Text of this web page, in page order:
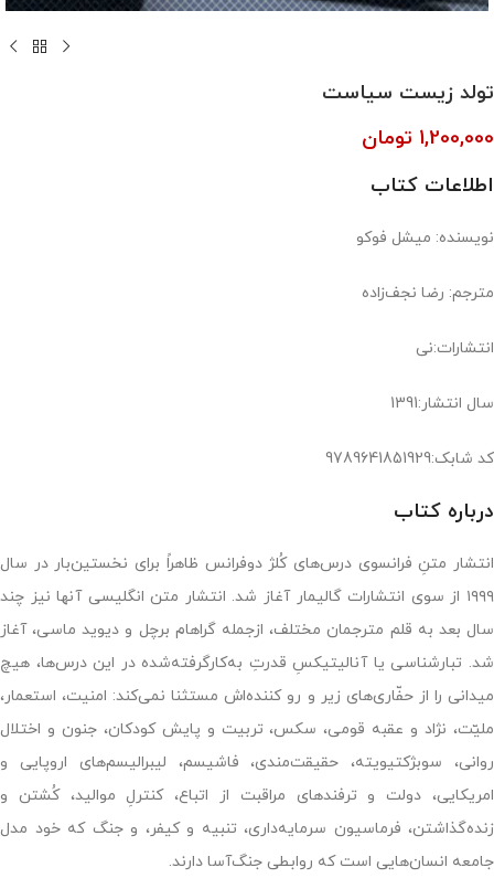
تولد زیست سیاست
1,200,000 تومان
اطلاعات کتاب
نویسنده: میشل فوکو
مترجم: رضا نجف‌زاده
انتشارات:نی
سال انتشار:1391
کد شابک:9789641851929
درباره کتاب
انتشار متنِ فرانسوی درس‌های کُلژ دوفرانس ظاهراً برای نخستین‌بار در سال
۱۹۹۹ از سوی انتشارات گالیمار آغاز شد. انتشار متن انگلیسی آنها نیز چند
سال بعد به قلم مترجمان مختلف، ازجمله گراهام برچل و دیوید ماسی، آغاز
شد. تبارشناسی یا آنالیتیکسِ قدرتِ به‌کارگرفته‌شده در این درس‌ها، هیچ
میدانی را از حفّاری‌های زیر و رو کننده‌اش مستثنا نمی‌کند: امنیت، استعمار،
ملیّت، نژاد و عقبه قومی، سکس، تربیت و پایش کودکان، جنون و اختلال
روانی، سوبژکتیویته، حقیقت‌مندی، فاشیسم، لیبرالیسم‌های اروپایی و
امریکایی، دولت و ترفندهای مراقبت از اتباع، کنترلِ موالید، کُشتن و
زنده‌گذاشتن، فرماسیون سرمایه‌داری، تنبیه و کیفر، و جنگ که خود مدل
جامعه انسان‌هایی است که روابطی جنگ‌آسا دارند.